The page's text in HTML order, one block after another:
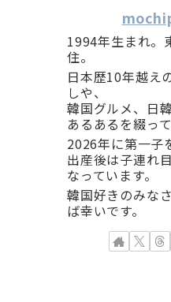
1994年生まれ。
住。
日本歴10年越え
しや、
韓国グルメ、日
あるあるを綴って
2026年に第一子
出産後は子連れ
なっています。
韓国好きのみな
ば幸いです。